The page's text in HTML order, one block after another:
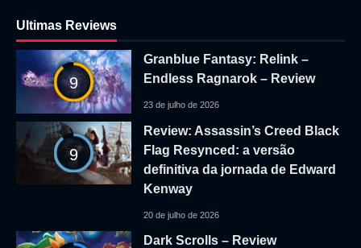
Ultimas Reviews
9
Granblue Fantasy: Relink –
Endless Ragnarok – Review
23 de julho de 2026
9
Review: Assassin’s Creed Black
Flag Resynced: a versão
definitiva da jornada de Edward
Kenway
20 de julho de 2026
Dark Scrolls – Review